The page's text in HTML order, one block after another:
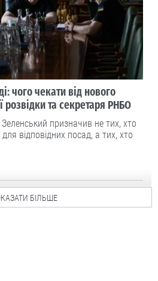
чого чекати від нового
розвідки та секретаря РНБО
призначив не тих, хто
відповідних посад, а тих, хто
БІЛЬШЕ